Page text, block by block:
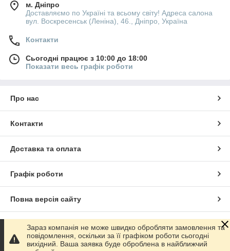
м. Дніпро
Доставляємо по Україні та всьому світу! Адреса салона
вул. Воскресенськ (Леніна), 46., Дніпро, Україна
Контакти
Сьогодні працює з 10:00 до 18:00
Показати весь графік роботи
Про нас
Контакти
Доставка та оплата
Графік роботи
Повна версія сайту
Сайт створено на маркетплейсі Prom.ua
Зараз компанія не може швидко обробляти замовлення та
повідомлення, оскільки за її графіком роботи сьогодні
вихідний. Ваша заявка буде оброблена в найближчий